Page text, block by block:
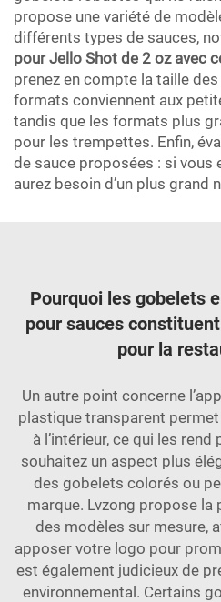
propose une variété de
différents types de sauces,
pour Jello Shot de 2 oz avec
prenez en compte la taille
formats conviennent aux
tandis que les formats plus
pour les trempettes. Enfin,
de sauce proposées : si vous
aurez besoin d’un plus grand
Pourquoi les gobelets
pour sauces
pour la
Un autre point concerne
plastique transparent
à l’intérieur, ce qui les
souhaitez un aspect plus
des gobelets colorés ou
marque. Lvzong propose
des modèles sur mesure,
apposer votre logo pour
est également judicieux de
environnemental. Certains